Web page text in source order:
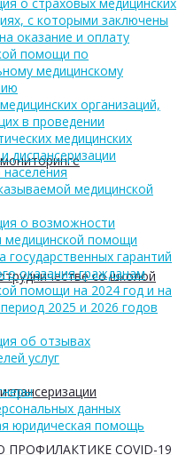
со школой
COVID-19
с которыми заключены
оказание и оплату
помощи по
медицинскому
организаций,
в проведении
медицинских
диспансеризации
населения
медицинской
о возможности
медицинской помощи
государственных гарантий
оказания гражданам
помощи на 2024 год и на
2025 и 2026 годов
об отзывах
услуг
данных
юридическая помощь